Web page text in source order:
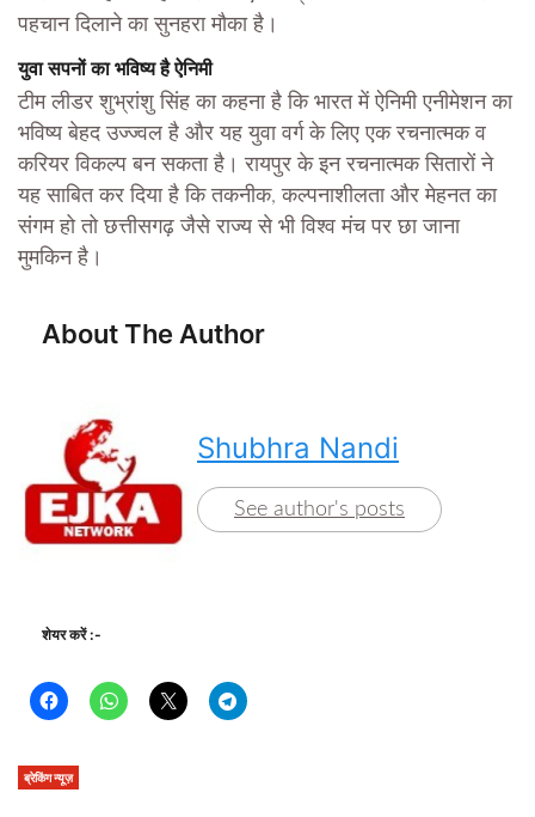
पहचान दिलाने का सुनहरा मौका है।
युवा सपनों का भविष्य है ऐनिमी
टीम लीडर शुभ्रांशु सिंह का कहना है कि भारत में ऐनिमी एनीमेशन का
भविष्य बेहद उज्ज्वल है और यह युवा वर्ग के लिए एक रचनात्मक व
करियर विकल्प बन सकता है। रायपुर के इन रचनात्मक सितारों ने
यह साबित कर दिया है कि तकनीक, कल्पनाशीलता और मेहनत का
संगम हो तो छत्तीसगढ़ जैसे राज्य से भी विश्व मंच पर छा जाना
मुमकिन है।
About The Author
Shubhra Nandi
See author's posts
शेयर करें :-
ब्रेकिंग न्यूज़